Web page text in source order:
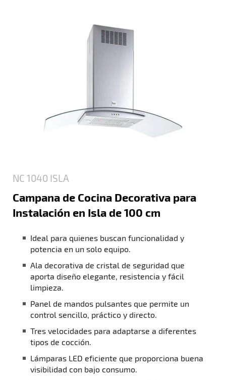
NC 1040 ISLA
Campana de Cocina Decorativa para
Instalación en Isla de 100 cm
Ideal para quienes buscan funcionalidad y
potencia en un solo equipo.
Ala decorativa de cristal de seguridad que
aporta diseño elegante, resistencia y fácil
limpieza.
Panel de mandos pulsantes que permite un
control sencillo, práctico y directo.
Tres velocidades para adaptarse a diferentes
tipos de cocción.
Lámparas LED eficiente que proporciona buena
visibilidad con bajo consumo.